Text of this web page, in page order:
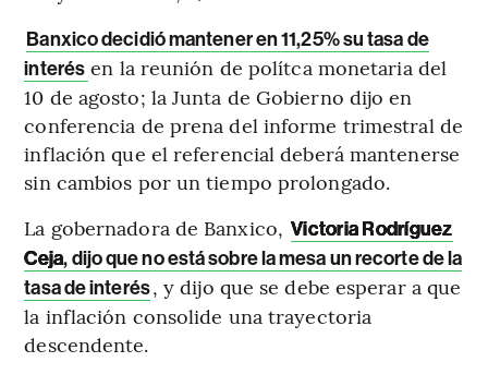
Banxico decidió mantener en 11,25% su tasa de
interés en la reunión de polítca monetaria del
10 de agosto; la Junta de Gobierno dijo en
conferencia de prena del informe trimestral de
inflación que el referencial deberá mantenerse
sin cambios por un tiempo prolongado.
La gobernadora de Banxico, Victoria Rodríguez
Ceja, dijo que no está sobre la mesa un recorte de la
tasa de interés, y dijo que se debe esperar a que
la inflación consolide una trayectoria
descendente.